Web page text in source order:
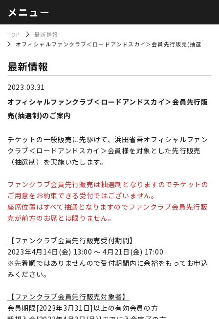
メニュー
TOP
最新情報
オフィシャルファンクラブ＜ロードアンドスカイ＞会員先行販売(抽選制)のご案内
最新情報
2023.03.31
オフィシャルファンクラブ＜ロードアンドスカイ＞会員先行販
売(抽選制)のご案内
チケットの一般販売に先駆けて、浜田省吾オフィシャルファン
クラブ＜ロードアンドスカイ＞会員様を対象とした先行販売
（抽選制）を実施いたします。
ファンクラブ会員先行販売は抽選制となりますのでチケットの
ご用意をお約束できる受付ではございません。
座席位置はすべて抽選となりますのでファンクラブ会員先行販
売が前方のお席とは限りません。
【ファンクラブ会員先行販売受付期間】
2023年4月14日(金) 13:00 ～ 4月21日(金) 17:00
※先着順ではありませんので受付期間内に余裕をもってお申込
みください。
【ファンクラブ会員先行販売対象者】
会員期限[2023年3月31日]以上の有効会員の方